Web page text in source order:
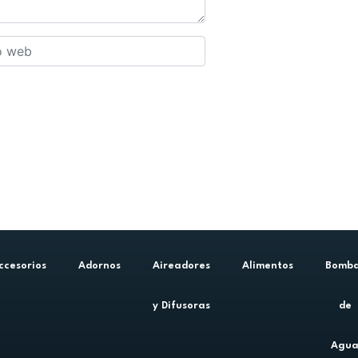
Adornos Aireadores
y Difusoras
Alimentos
de